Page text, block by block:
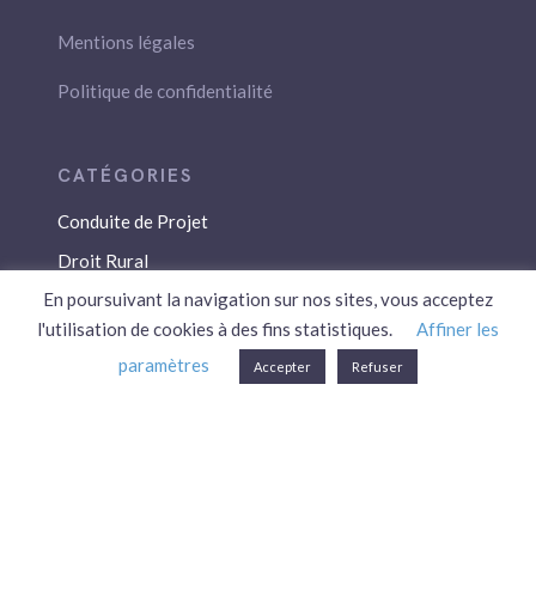
Mentions légales
Politique de confidentialité
Conduite de Projet
Droit Rural
Droit Social
Économie / Gestion
Environnement
En poursuivant la navigation sur nos sites, vous acceptez
l'utilisation de cookies à des fins statistiques.
Affiner les
paramètres
Accepter Refuser